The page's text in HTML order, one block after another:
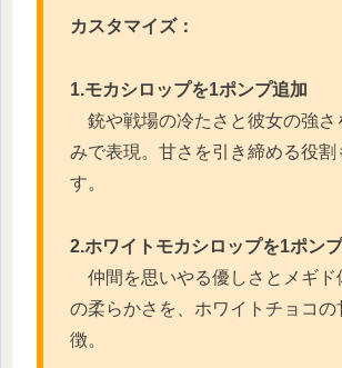
カスタマイズ：
1.モカシロップを1ポンプ追加
銃や戦場の冷たさと彼女の強さ
みで表現。甘さを引き締める役割
す。
2.ホワイトモカシロップを1ポン
仲間を思いやる優しさとメギド
の柔らかさを、ホワイトチョコの
徴。